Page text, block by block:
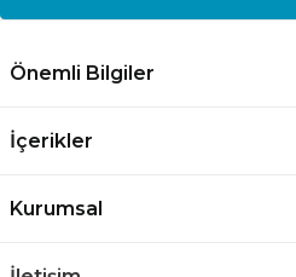
Önemli Bilgiler
İçerikler
Kurumsal